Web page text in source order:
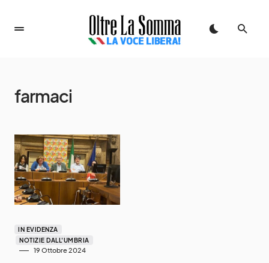
farmaci
IN EVIDENZA
NOTIZIE DALL'UMBRIA
19 Ottobre 2024